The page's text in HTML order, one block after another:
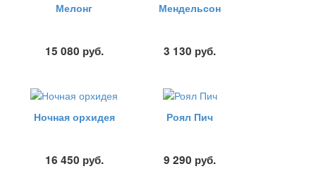
Мелонг
15 080 руб.
Мендельсон
3 130 руб.
Ночная орхидея
16 450 руб.
Роял Пич
9 290 руб.